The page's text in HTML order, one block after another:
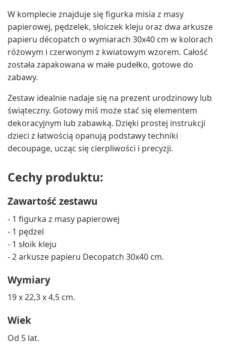
W komplecie znajduje się figurka misia z masy
papierowej, pędzelek, słoiczek kleju oraz dwa arkusze
papieru décopatch o wymiarach 30x40 cm w kolorach
różowym i czerwonym z kwiatowym wzorem. Całość
została zapakowana w małe pudełko, gotowe do
zabawy.
Zestaw idealnie nadaje się na prezent urodzinowy lub
świąteczny. Gotowy miś może stać się elementem
dekoracyjnym lub zabawką. Dzięki prostej instrukcji
dzieci z łatwością opanują podstawy techniki
decoupage, ucząc się cierpliwości i precyzji.
Cechy produktu:
Zawartość zestawu
- 1 figurka z masy papierowej
- 1 pędzel
- 1 słoik kleju
- 2 arkusze papieru Decopatch 30x40 cm.
Wymiary
19 x 22,3 x 4,5 cm.
Wiek
Od 5 lat.